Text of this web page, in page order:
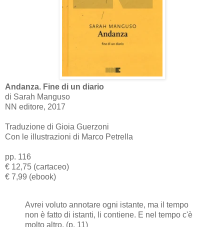
Andanza. Fine di un diario
di Sarah Manguso
NN editore, 2017
Traduzione di Gioia Guerzoni
Con le illustrazioni di Marco Petrella
pp. 116
€ 12,75 (cartaceo)
€ 7,99 (ebook)
Avrei voluto annotare ogni istante, ma il tempo
non è fatto di istanti, li contiene. E nel tempo c'è
molto altro. (p. 11)